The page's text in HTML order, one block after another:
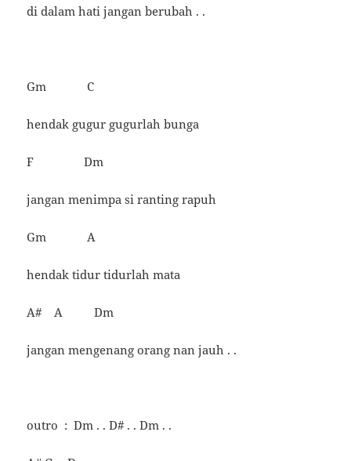
di dalam hati jangan berubah . .
Gm C
hendak gugur gugurlah bunga
F Dm
jangan menimpa si ranting rapuh
Gm A
hendak tidur tidurlah mata
A# A Dm
jangan mengenang orang nan jauh . .
outro : Dm . . D# . . Dm . .